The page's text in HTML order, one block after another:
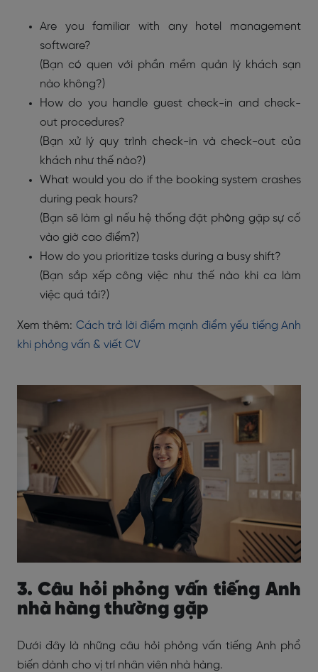
Are you familiar with any hotel management
software?
(Bạn có quen với phần mềm quản lý khách sạn
nào không?)
How do you handle guest check-in and check-
out procedures?
(Bạn xử lý quy trình check-in và check-out của
khách như thế nào?)
What would you do if the booking system crashes
during peak hours?
(Bạn sẽ làm gì nếu hệ thống đặt phòng gặp sự cố
vào giờ cao điểm?)
How do you prioritize tasks during a busy shift?
(Bạn sắp xếp công việc như thế nào khi ca làm
việc quá tải?)
Xem thêm: Cách trả lời điểm mạnh điểm yếu tiếng Anh
khi phỏng vấn & viết CV
3. Câu hỏi phỏng vấn tiếng Anh
nhà hàng thường gặp
Dưới đây là những câu hỏi phỏng vấn tiếng Anh phổ
biến dành cho vị trí nhân viên nhà hàng.